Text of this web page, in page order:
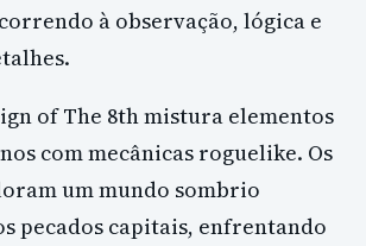
à observação, lógica e
of The 8th mistura elementos
com mecânicas roguelike. Os
um mundo sombrio
pecados capitais, enfrentando